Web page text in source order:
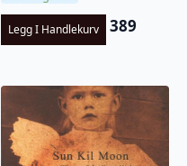
Legg I Handlekurv 389